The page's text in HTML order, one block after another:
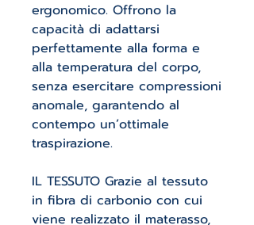
ergonomico. Offrono la
capacità di adattarsi
perfettamente alla forma e
alla temperatura del corpo,
senza esercitare compressioni
anomale, garantendo al
contempo un’ottimale
traspirazione.
IL TESSUTO Grazie al tessuto
in fibra di carbonio con cui
viene realizzato il materasso,